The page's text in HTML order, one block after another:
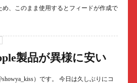
、このまま使用するとフィードが作成で
製品が異様に安い
）です。 今日は久しぶりにコ